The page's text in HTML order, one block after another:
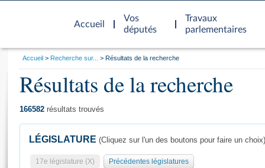
Accueil
d'accueil
Vos
députés
Travaux
parlementaires
Général
Vous
Accueil Recherche sur... Résultats de la recherche
Résultats de la recherche
166582 résultats trouvés
LÉGISLATURE (Cliquez sur l'un des boutons pour faire un choix)
17e législature (X) Précédentes législatures